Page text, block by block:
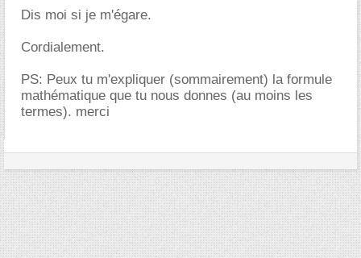
Dis moi si je m'égare.
Cordialement.
PS: Peux tu m'expliquer (sommairement) la formule
mathématique que tu nous donnes (au moins les
termes). merci